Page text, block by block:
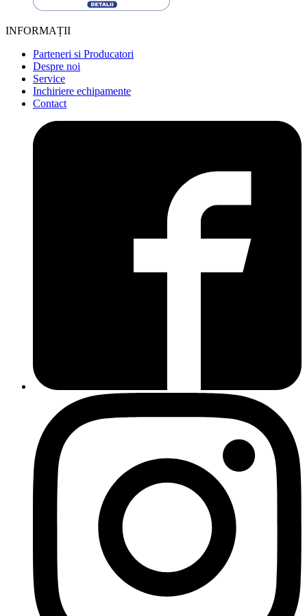
INFORMAȚII
Parteneri si Producatori
Despre noi
Service
Inchiriere echipamente
Contact